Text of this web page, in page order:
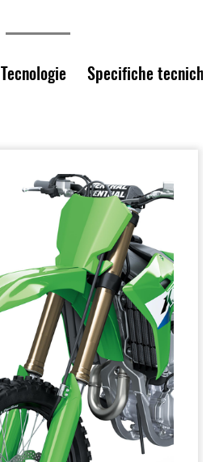
Tecnologie Specifiche tecniche